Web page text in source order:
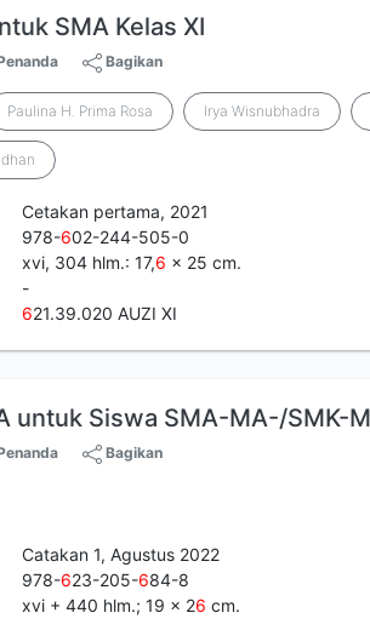
SMA Kelas XI
Bagikan
Paulina H. Prima Rosa Irya Wisnubhadra
Cetakan pertama, 2021
978-602-244-505-0
xvi, 304 hlm.: 17,6 x 25 cm.
-
621.39.020 AUZI XI
untuk Siswa SMA-MA-/SMK-
Bagikan
Catakan 1, Agustus 2022
978-623-205-684-8
xvi + 440 hlm.; 19 x 26 cm.